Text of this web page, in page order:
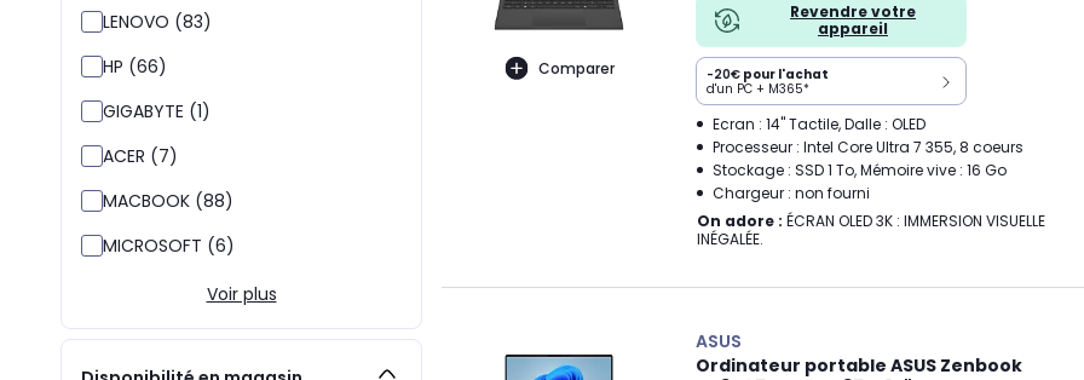
LENOVO (83)
HP (66)
GIGABYTE (1)
ACER (7)
MACBOOK (88)
MICROSOFT (6)
Voir plus
Comparer
Revendre votre
appareil
-20€ pour l'achat
d'un PC + M365*
Ecran : 14" Tactile, Dalle : OLED
Processeur : Intel Core Ultra 7 355, 8 coeurs
Stockage : SSD 1 To, Mémoire vive : 16 Go
Chargeur : non fourni
On adore : ÉCRAN OLED 3K : IMMERSION VISUELLE
INÉGALÉE.
ASUS
Ordinateur portable ASUS Zenbook